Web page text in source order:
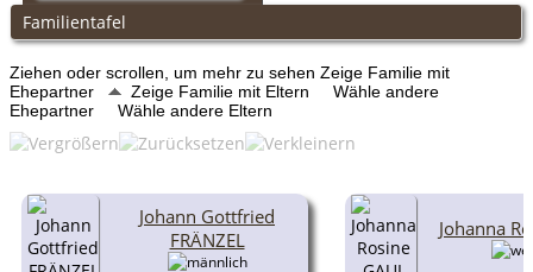
Familientafel
Ziehen oder scrollen, um mehr zu sehen Zeige Familie mit
Ehepartner
Zeige Familie mit Eltern
Wähle andere
Ehepartner
Wähle andere Eltern
Johann Gottfried
FRÄNZEL
Johanna